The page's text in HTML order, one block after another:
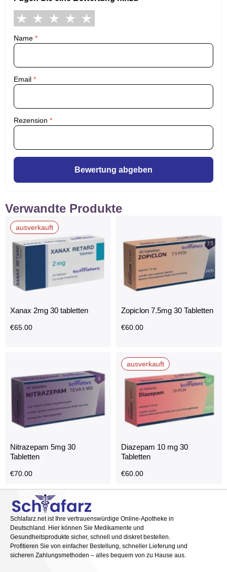
Name *
Email *
Rezension *
Bewertung abgeben
Verwandte Produkte
ausverkauft
Xanax 2mg 30 tabletten
€65.00
Zopiclon 7.5mg 30 Tabletten
€60.00
Nitrazepam 5mg 30
Tabletten
€70.00
ausverkauft
Diazepam 10 mg 30
Tabletten
€60.00
Schlafarz.net ist Ihre vertrauenswürdige Online-Apotheke in
Deutschland. Hier können Sie Medikamente und
Gesundheitsprodukte sicher, schnell und diskret bestellen.
Profitieren Sie von einfacher Bestellung, schneller Lieferung und
sicheren Zahlungsmethoden – alles bequem von zu Hause aus.